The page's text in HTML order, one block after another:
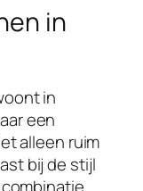
in
in
een
alleen ruim
bij de stijl